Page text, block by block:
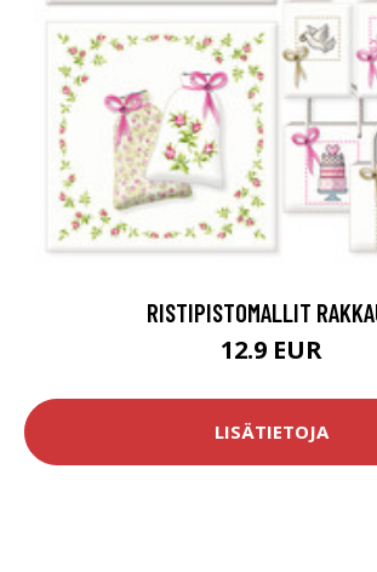
RISTIPISTOMALLIT
12.9 EUR
LISÄTIETOJA